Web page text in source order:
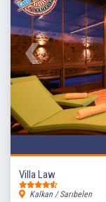
Villa Law
Kalkan / Sarıbelen